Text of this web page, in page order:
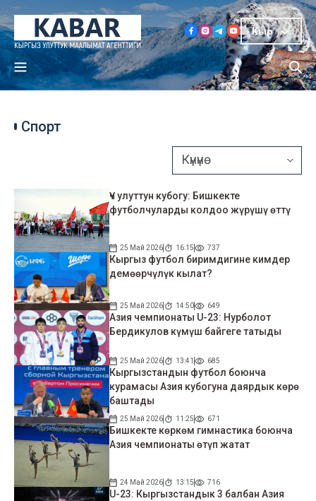
Кыр
Спорт
Үч улуттун кубогу: Бишкекте
футболчуларды колдоо жүрүшү өттү
25 Май 2026 16:15 737
Кыргыз футбол биримдигине кимдер
демөөрчүлүк кылат?
25 Май 2026 14:50 649
Азия чемпионаты U-23: Нурболот
Бердикулов күмүш байгеге татыды
25 Май 2026 13:41 685
Кыргызстандын футбол боюнча
курамасы Азия кубогуна даярдык көрө
баштады
25 Май 2026 11:25 671
Бишкекте көркөм гимнастика боюнча
Азия чемпионаты өтүп жатат
24 Май 2026 13:15 716
U-23: Кыргызстандык 3 балбан Азия